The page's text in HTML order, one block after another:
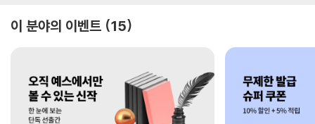
이 분야의 이벤트 15